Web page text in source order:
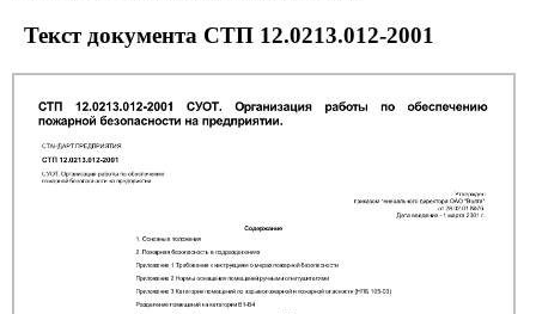
Текст документа СТП 12.0213.012-2001